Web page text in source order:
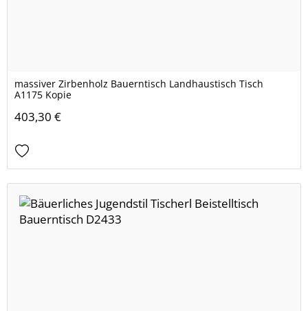
massiver Zirbenholz Bauerntisch Landhaustisch Tisch
A1175 Kopie
403,30 €